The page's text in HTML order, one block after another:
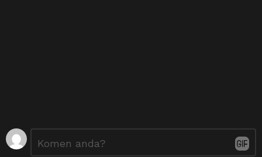
Tinggalkan
Balasan